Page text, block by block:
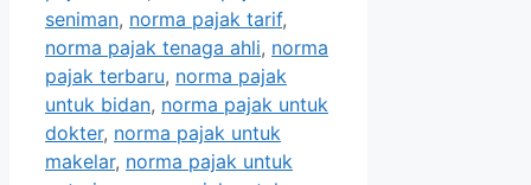
seniman, norma pajak tarif,
norma pajak tenaga ahli, norma
pajak terbaru, norma pajak
untuk bidan, norma pajak untuk
dokter, norma pajak untuk
makelar, norma pajak untuk